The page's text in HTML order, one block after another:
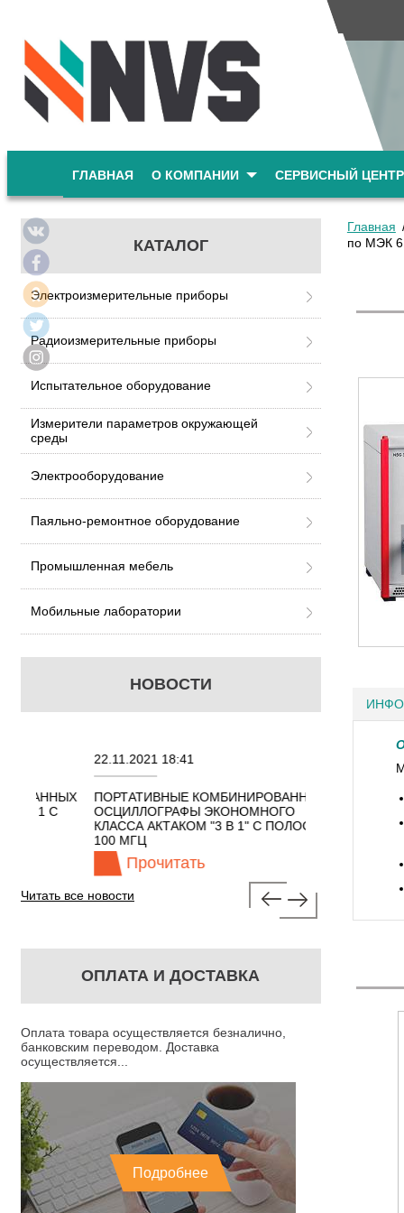
ГЛАВНАЯ О КОМПАНИИ СЕРВИСНЫЙ ЦЕНТР
КАТАЛОГ
Электроизмерительные приборы
Радиоизмерительные приборы
Испытательное оборудование
Измерители параметров окружающей
среды
Электрооборудование
Паяльно-ремонтное оборудование
Промышленная мебель
Мобильные лаборатории
НОВОСТИ
22.11.2021 18:41
ПОРТАТИВНЫЕ КОМБИНИРОВАННЫЕ
ОСЦИЛЛОГРАФЫ ЭКОНОМНОГО
КЛАССА АКТАКОМ "3 В 1" С ПОЛОСОЙ
100 МГЦ
Прочитать
Читать все новости
ОПЛАТА И ДОСТАВКА
Оплата товара осуществляется безналично,
банковским переводом. Доставка
осуществляется...
Подробнее
Главная
по МЭК